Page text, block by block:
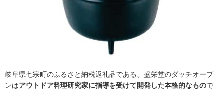
岐阜県七宗町のふるさと納税返礼品である、盛栄堂のダッチオーブ
ンはアウトドア料理研究家に指導を受けて開発した本格的なもので